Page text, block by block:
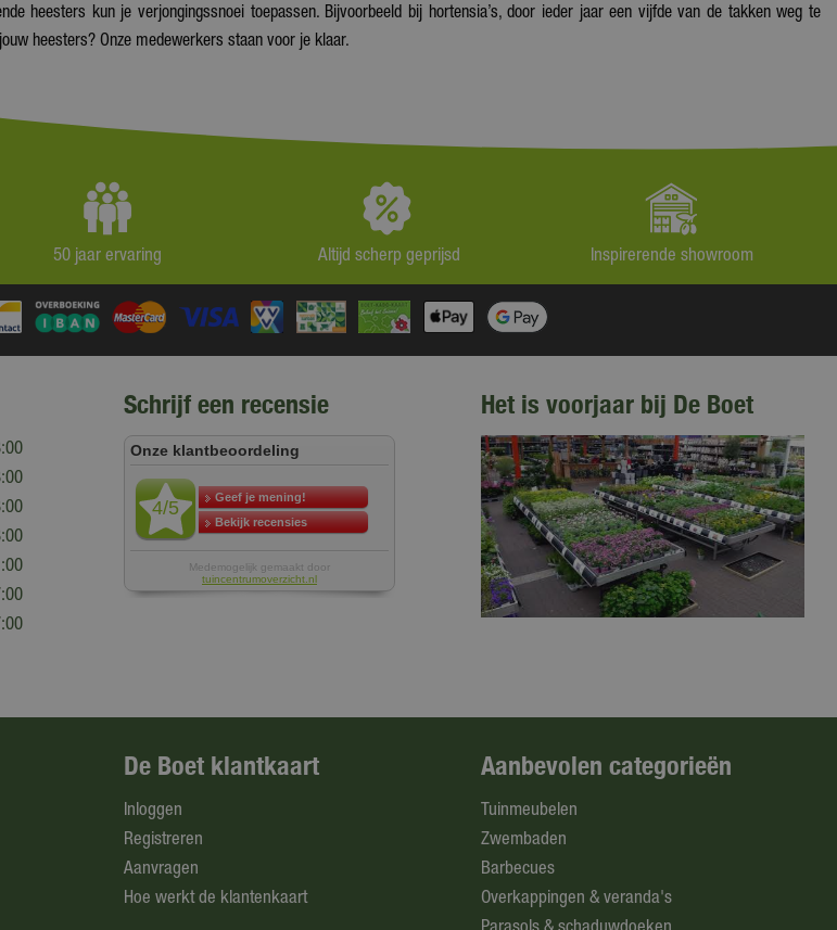
heesters kun je verjongingssnoei toepassen. Bijvoorbeeld bij hortensia’s, door ieder jaar een vijfde van de takken weg te
heesters? Onze medewerkers staan voor je klaar.
50 jaar ervaring Altijd scherp geprijsd Inspirerende showroom
Het is voorjaar bij De Boet
Schrijf een recensie
De Boet klantkaart
Inloggen
Registreren
Aanvragen
Hoe werkt de klantenkaart
Aanbevolen categorieën
Tuinmeubelen
Zwembaden
Barbecues
Overkappingen & veranda's